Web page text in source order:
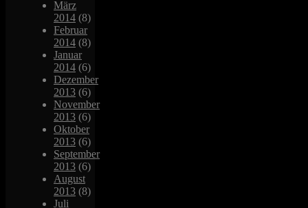
März
2014 (8)
Februar
2014 (8)
Januar
2014 (6)
Dezember
2013 (6)
November
2013 (6)
Oktober
2013 (6)
September
2013 (6)
August
2013 (8)
Juli